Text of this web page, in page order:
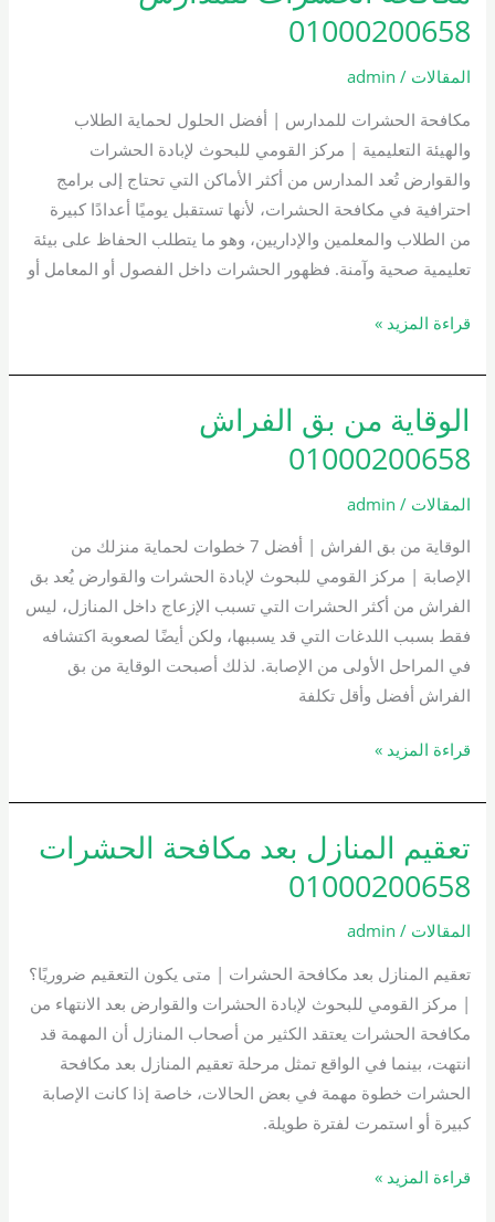
01000200658
المقالات /
admin
مكافحة الحشرات للمدارس | أفضل الحلول لحماية الطلاب
والهيئة التعليمية | مركز القومي للبحوث لإبادة الحشرات
والقوارض تُعد المدارس من أكثر الأماكن التي تحتاج إلى برامج
احترافية في مكافحة الحشرات، لأنها تستقبل يوميًا أعدادًا كبيرة
من الطلاب والمعلمين والإداريين، وهو ما يتطلب الحفاظ على بيئة
تعليمية صحية وآمنة. فظهور الحشرات داخل الفصول أو المعامل أو
الحشرات
للمدارس
01000200658
قراءة المزيد »
الوقاية من بق الفراش
01000200658
المقالات /
admin
الوقاية من بق الفراش | أفضل 7 خطوات لحماية منزلك من
الإصابة | مركز القومي للبحوث لإبادة الحشرات والقوارض يُعد بق
الفراش من أكثر الحشرات التي تسبب الإزعاج داخل المنازل، ليس
فقط بسبب اللدغات التي قد يسببها، ولكن أيضًا لصعوبة اكتشافه
في المراحل الأولى من الإصابة. لذلك أصبحت الوقاية من بق
الفراش أفضل وأقل تكلفة
الوقاية
من
بق
الفراش
قراءة المزيد »
تعقيم المنازل بعد مكافحة الحشرات
01000200658
المقالات /
admin
تعقيم المنازل بعد مكافحة الحشرات | متى يكون التعقيم ضروريًا؟
| مركز القومي للبحوث لإبادة الحشرات والقوارض بعد الانتهاء من
مكافحة الحشرات يعتقد الكثير من أصحاب المنازل أن المهمة قد
انتهت، بينما في الواقع تمثل مرحلة تعقيم المنازل بعد مكافحة
الحشرات خطوة مهمة في بعض الحالات، خاصة إذا كانت الإصابة
كبيرة أو استمرت لفترة طويلة.
تعقيم
المنازل
بعد
مكافحة
01000200658
قراءة المزيد »